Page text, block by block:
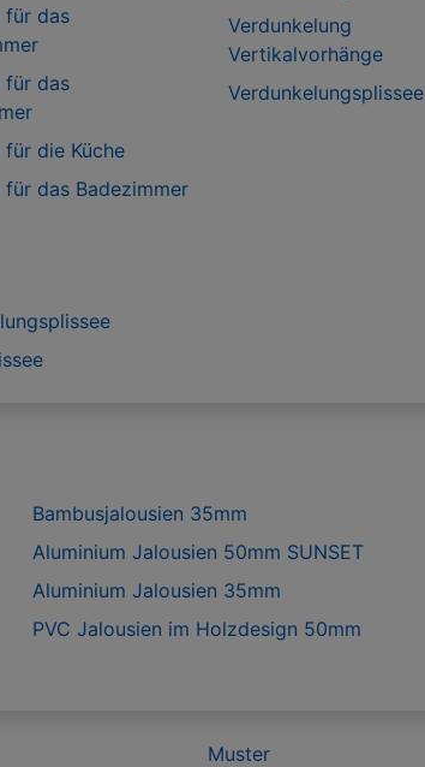
für das
für das
die Küche
für das Badezimmer
Verdunkelung
Vertikalvorhänge
Verdunkelungsplissee
Bambusjalousien 35mm
Aluminium Jalousien 50mm SUNSET
Aluminium Jalousien 35mm
PVC Jalousien im Holzdesign 50mm
Muster